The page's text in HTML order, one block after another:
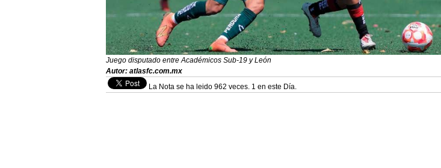
Juego disputado entre Académicos Sub-19 y León
Autor: atlasfc.com.mx
La Nota se ha leido 962 veces. 1 en este Día.